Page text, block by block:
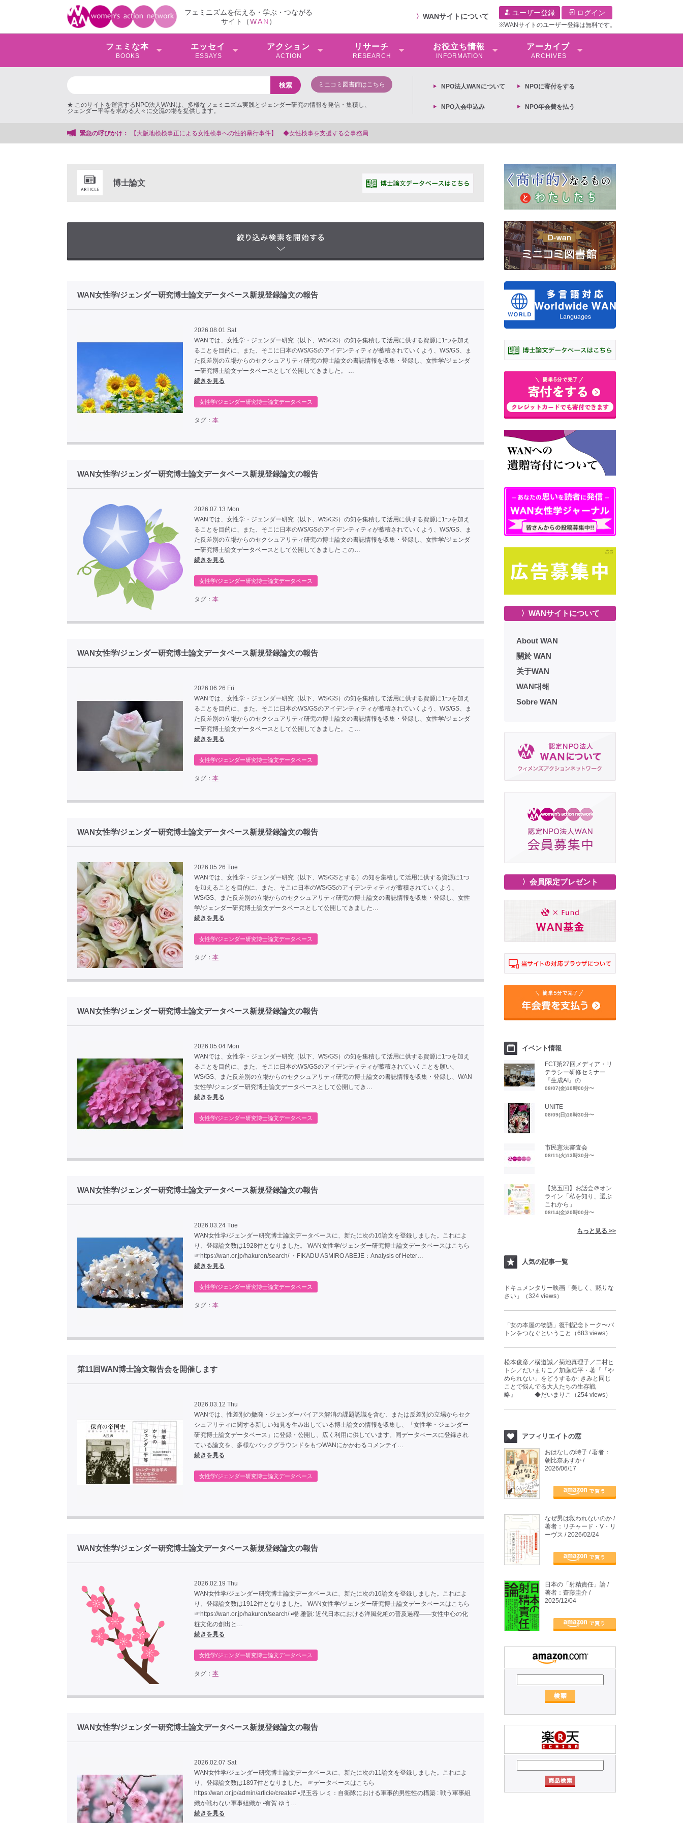
フェミニズムを伝える・学ぶ・つながる
サイト（WAN ）
〉 WANサイトについて ユーザー登録 ログイン
※WANサイトのユーザー登録は無料です。
フェミな本
BOOKS
エッセイ
ESSAYS
アクション
ACTION
リサーチ
RESEARCH
お役⽴ち情報
INFORMATION
アーカイブ
ARCHIVES
ミニコミ図書館はこちら
★ このサイトを運営するNPO法人WANは、多様なフェミニズム実践とジェンダー研究の情報を発信・集積し、
ジェンダー平等を求める人々に交流の場を提供します。
NPO法⼈WANについて NPOに寄付をする
NPO入会申込み NPO年会費を払う
緊急の呼びかけ：
】 ◆女性検事を支援する会事務局 【抗議文】2026年3月13日第6次男女共同参画基本計画の閣議決定への抗議文 ◆女性差別撤廃条約実現アクション 亀永能
博士論文
WAN女性学/ジェンダー研究博士論文データベース新規登録論文の報告
2026.08.01 Sat
WANでは、女性学・ジェンダー研究（以下、WS/GS）の知を集積して活用に供する資源に1つを加え
ることを目的に、また、そこに日本のWS/GSのアイデンティティが蓄積されていくよう、WS/GS、ま
た反差別の立場からのセクシュアリティ研究の博士論文の書誌情報を収集・登録し、女性学/ジェンダ
ー研究博士論文データベースとして公開してきました。 …
続きを見る
女性学/ジェンダー研究博士論文データベース
タグ： 本
WAN女性学/ジェンダー研究博士論文データベース新規登録論文の報告
2026.07.13 Mon
WANでは、女性学・ジェンダー研究（以下、WS/GS）の知を集積して活用に供する資源に1つを加え
ることを目的に、また、そこに日本のWS/GSのアイデンティティが蓄積されていくよう、WS/GS、ま
た反差別の立場からのセクシュアリティ研究の博士論文の書誌情報を収集・登録し、女性学/ジェンダ
ー研究博士論文データベースとして公開してきました この…
続きを見る
女性学/ジェンダー研究博士論文データベース
タグ： 本
WAN女性学/ジェンダー研究博士論文データベース新規登録論文の報告
2026.06.26 Fri
WANでは、女性学・ジェンダー研究（以下、WS/GS）の知を集積して活用に供する資源に1つを加え
ることを目的に、また、そこに日本のWS/GSのアイデンティティが蓄積されていくよう、WS/GS、ま
た反差別の立場からのセクシュアリティ研究の博士論文の書誌情報を収集・登録し、女性学/ジェンダ
ー研究博士論文データベースとして公開してきました。 こ…
続きを見る
女性学/ジェンダー研究博士論文データベース
タグ： 本
WAN女性学/ジェンダー研究博士論文データベース新規登録論文の報告
2026.05.26 Tue
WANでは、女性学・ジェンダー研究（以下、WS/GSとする）の知を集積して活用に供する資源に1つ
を加えることを目的に、また、そこに日本のWS/GSのアイデンティティが蓄積されていくよう、
WS/GS、また反差別の立場からのセクシュアリティ研究の博士論文の書誌情報を収集・登録し、女性
学/ジェンダー研究博士論文データベースとして公開してきました…
続きを見る
女性学/ジェンダー研究博士論文データベース
タグ： 本
WAN女性学/ジェンダー研究博士論文データベース新規登録論文の報告
2026.05.04 Mon
WANでは、女性学・ジェンダー研究（以下、WS/GS）の知を集積して活用に供する資源に1つを加え
ることを目的に、また、そこに日本のWS/GSのアイデンティティが蓄積されていくことを願い、
WS/GS、また反差別の立場からのセクシュアリティ研究の博士論文の書誌情報を収集・登録し、WAN
女性学/ジェンダー研究博士論文データベースとして公開してき…
続きを見る
女性学/ジェンダー研究博士論文データベース
WAN女性学/ジェンダー研究博士論文データベース新規登録論文の報告
2026.03.24 Tue
WAN女性学/ジェンダー研究博士論文データベースに、新たに次の16論文を登録しました。これによ
り、登録論文数は1928件となりました。 WAN女性学/ジェンダー研究博士論文データベースはこちら
☞https://wan.or.jp/hakuron/search/ ・FIKADU ASMIRO ABEJE：Analysis of Heter…
続きを見る
女性学/ジェンダー研究博士論文データベース
タグ： 本
第11回WAN博士論文報告会を開催します
2026.03.12 Thu
WANでは、性差別の撤廃・ジェンダーバイアス解消の課題認識を含む、または反差別の立場からセク
シュアリティに関する新しい知見を生み出している博士論文の情報を収集し、「女性学・ジェンダー
研究博士論文データベース」に登録・公開し、広く利用に供しています。同データベースに登録され
ている論文を、多様なバックグラウンドをもつWANにかかわるコメンテイ…
続きを見る
女性学/ジェンダー研究博士論文データベース
WAN女性学/ジェンダー研究博士論文データベース新規登録論文の報告
2026.02.19 Thu
WAN女性学/ジェンダー研究博士論文データベースに、新たに次の16論文を登録しました。これによ
り、登録論文数は1912件となりました。 WAN女性学/ジェンダー研究博士論文データベースはこちら
☞https://wan.or.jp/hakuron/search/ ▪楊 雅韻: 近代日本における洋風化粧の普及過程――女性中心の化
粧文化の創出と…
続きを見る
女性学/ジェンダー研究博士論文データベース
タグ： 本
WAN女性学/ジェンダー研究博士論文データベース新規登録論文の報告
2026.02.07 Sat
WAN女性学/ジェンダー研究博士論文データベースに、新たに次の11論文を登録しました。これによ
り、登録論文数は1897件となりました。 ☞データベースはこちら
https://wan.or.jp/admin/article/create# ▪児玉谷 レミ：自衛隊における軍事的男性性の構築 : 戦う軍事組
織か戦わない軍事組織か ▪有賀 ゆう…
続きを見る
〉WANサイトについて
About WAN
關於 WAN
关于WAN
WAN대해
Sobre WAN
〉会員限定プレゼント
イベント情報
FCT第27回メディア・リ
テラシー研修セミナー
『生成AI』の
08/07(金)10時00分〜
UNITE
08/09(日)16時30分〜
市民憲法審査会
08/11(火)13時30分〜
【第五回】お話会＠オン
ライン「私を知り、選ぶ
これから」
08/14(金)20時00分〜
もっと見る >>
人気の記事一覧
ドキュメンタリー映画「美しく、黙りな
さい」（324 views）
「女の本屋の物語」復刊記念トーク〜バ
トンをつなぐということ（683 views）
松本俊彦／横道誠／菊池真理子／二村ヒ
トシ／だいまりこ／加藤浩平・著『「や
められない」をどうするか: きみと同じ
ことで悩んでる大人たちの生存戦
略』 ◆だいまりこ（254 views）
アフィリエイトの窓
おはなしの時子 / 著者：
朝比奈あすか /
2026/06/17
なぜ男は救われないのか /
著者：リチャード・V・リ
ーヴス / 2026/02/24
日本の「射精責任」論 /
著者：齋藤圭介 /
2025/12/04